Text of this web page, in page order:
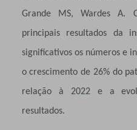
Grande MS, Wardes A.
principais resultados da
significativos os números e
o crescimento de 26% do
relação à 2022 e a
resultados.